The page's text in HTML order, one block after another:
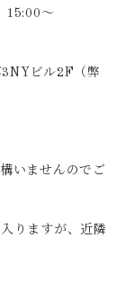
15:00～
ビル2F（弊
いませんのでご
りますが、近隣